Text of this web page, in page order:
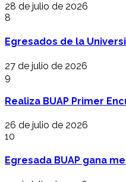
28 de julio de 2026
8
Egresados de la
27 de julio de 2026
9
Realiza BUAP Primer
26 de julio de 2026
10
Egresada BUAP gana